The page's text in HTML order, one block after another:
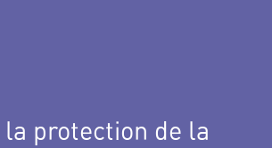
protection de la